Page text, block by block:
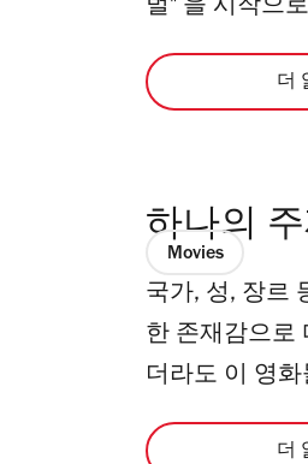
벌" 을 시작으
더
하나의
Movies
국가, 성, 장르
한 존재감으로
더라도 이 영
더